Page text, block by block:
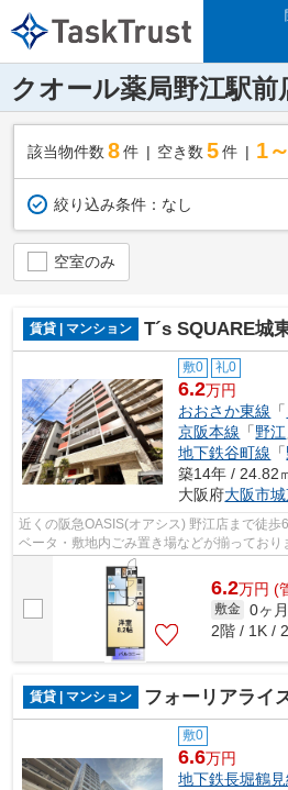
クオール薬局野江駅
該当物件数 8件 空き数 5 件 1
絞り込み条件： なし
空室のみ
賃貸 | マンション T´s SQUARE城
敷0 礼0
6.2万円
おおさか東線 「
京阪本線 「野江
地下鉄谷町線 「
築14年 / 24.82
大阪府大阪市
近くの阪急OASIS(オアシス) 野江店まで徒
ベータ・敷地内ごみ置き場などが揃ってお
のところに駐車場があります。2駅利用...
6.2万円 (
敷金 0ヶ月
2階 / 1K /
賃貸 | マンション フォーリアライ
敷0
6.6万円
地下鉄長堀鶴